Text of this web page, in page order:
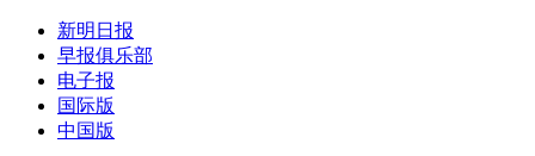
新明日报
早报俱乐部
电子报
国际版
中国版